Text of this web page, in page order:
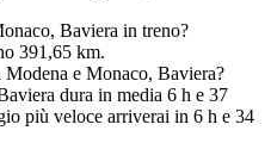
Baviera in treno?
391,65 km.
e Monaco, Baviera?
dura in media 6 h e 37
più veloce arriverai in 6 h e 34